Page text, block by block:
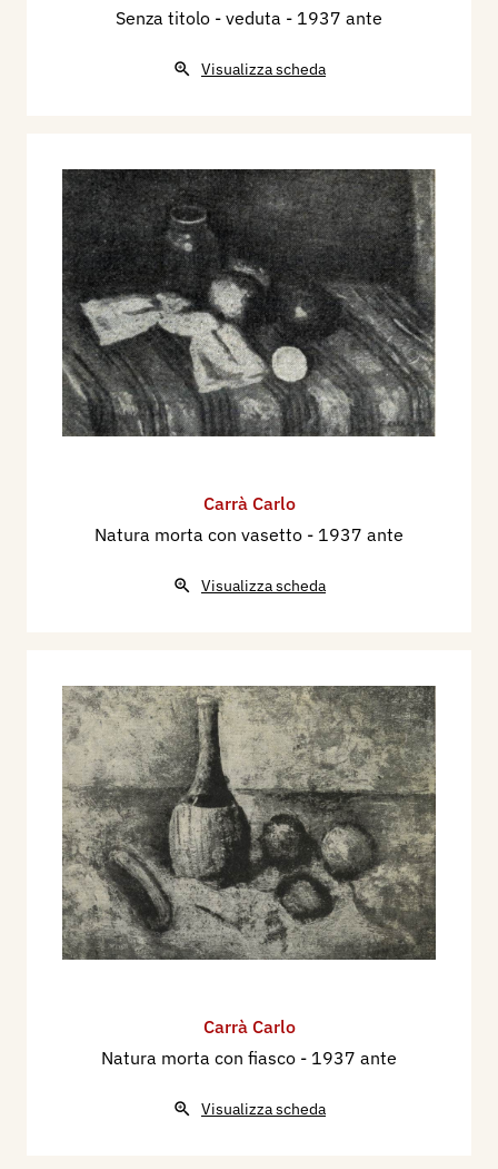
Senza titolo - veduta - 1937 ante
Visualizza scheda
Carrà Carlo
Natura morta con vasetto - 1937 ante
Visualizza scheda
Carrà Carlo
Natura morta con fiasco - 1937 ante
Visualizza scheda